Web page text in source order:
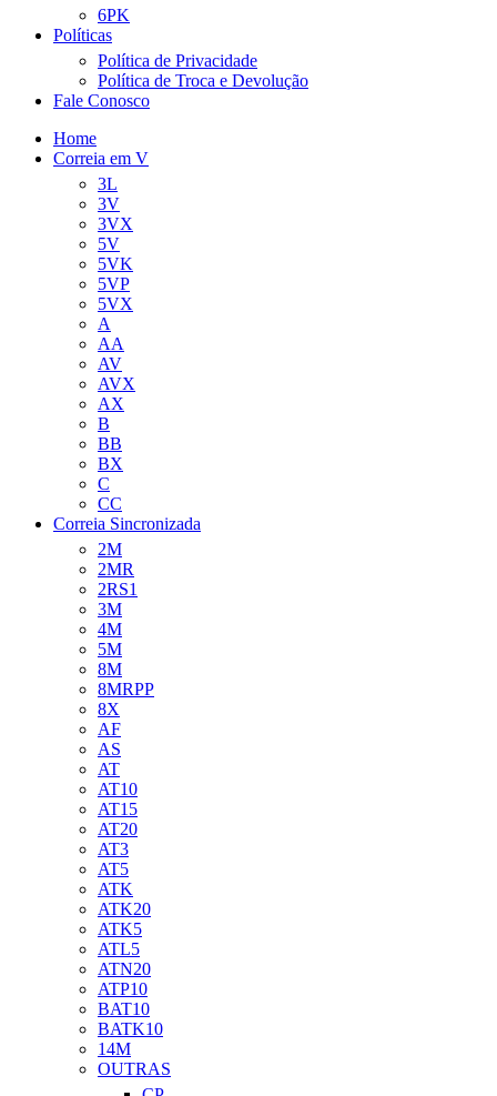
6PK
Políticas
Política de Privacidade
Política de Troca e Devolução
Fale Conosco
Home
Correia em V
3L
3V
3VX
5V
5VK
5VP
5VX
A
AA
AV
AVX
AX
B
BB
BX
C
CC
Correia Sincronizada
2M
2MR
2RS1
3M
4M
5M
8M
8MRPP
8X
AF
AS
AT
AT10
AT15
AT20
AT3
AT5
ATK
ATK20
ATK5
ATL5
ATN20
ATP10
BAT10
BATK10
14M
OUTRAS